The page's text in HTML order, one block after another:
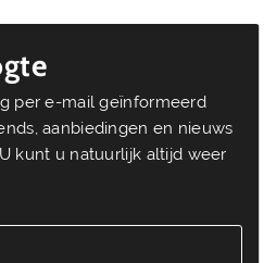
per e-mail geïnformeerd
aanbiedingen en nieuws
kunt u natuurlijk altijd weer